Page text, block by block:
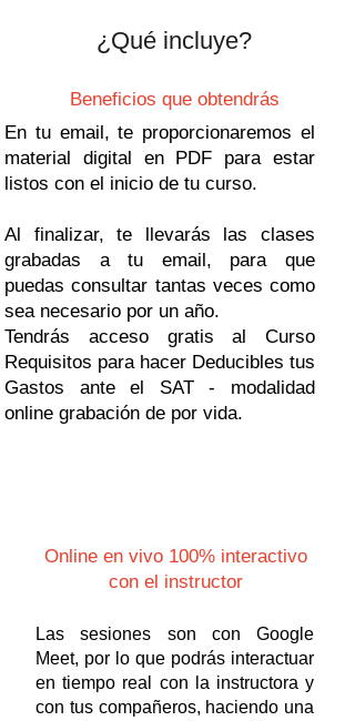
¿Qué incluye?
En tu email, te proporcionaremos el
material digital en PDF para estar
listos con el inicio de tu curso.
Al finalizar, te llevarás las clases
grabadas a tu email, para que
puedas consultar tantas veces como
sea necesario por un año.​
Tendrás acceso gratis al Curso
Requisitos para hacer Deducibles tus
Gastos ante el SAT - modalidad
online grabación de por vida.
Beneficios que obtendrás
Online en vivo 100% interactivo
con el instructor
Las sesiones son con Google
Meet, por lo que podrás interactuar
en tiempo real con la instructora y
con tus compañeros, haciendo una